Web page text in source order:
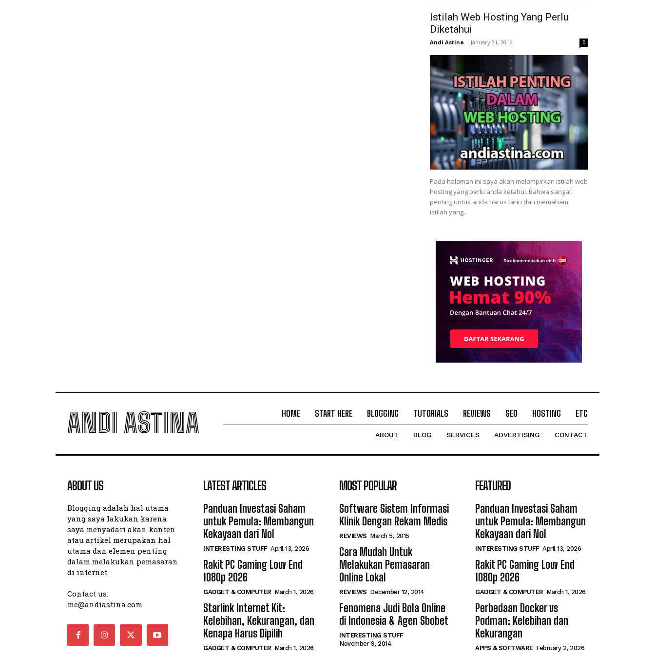
Istilah Web Hosting Yang Perlu
Diketahui
Andi Astina - January 31, 2016 0
Pada halaman ini saya akan melampirkan istilah web
hosting yang perlu anda ketahui. Bahwa sangat
penting untuk anda harus tahu dan memahami
istilah yang...
ANDI ASTINA HOME START HERE BLOGGING TUTORIALS REVIEWS SEO HOSTING ETC
ABOUT BLOG SERVICES ADVERTISING CONTACT
ABOUT US
Blogging adalah hal utama
yang saya lakukan karena
saya menyadari akan konten
atau artikel merupakan hal
utama dan elemen penting
dalam melakukan pemasaran
di internet.
Contact us:
me@andiastina.com
LATEST ARTICLES
Panduan Investasi Saham
untuk Pemula: Membangun
Kekayaan dari Nol
INTERESTING STUFF April 13, 2026
Rakit PC Gaming Low End
1080p 2026
GADGET & COMPUTER March 1, 2026
Starlink Internet Kit:
Kelebihan, Kekurangan, dan
Kenapa Harus Dipilih
GADGET & COMPUTER March 1, 2026
MOST POPULAR
Software Sistem Informasi
Klinik Dengan Rekam Medis
REVIEWS March 5, 2015
Cara Mudah Untuk
Melakukan Pemasaran
Online Lokal
REVIEWS December 12, 2014
Fenomena Judi Bola Online
di Indonesia & Agen Sbobet
INTERESTING STUFF
November 9, 2014
FEATURED
Panduan Investasi Saham
untuk Pemula: Membangun
Kekayaan dari Nol
INTERESTING STUFF April 13, 2026
Rakit PC Gaming Low End
1080p 2026
GADGET & COMPUTER March 1, 2026
Perbedaan Docker vs
Podman: Kelebihan dan
Kekurangan
APPS & SOFTWARE February 2, 2026